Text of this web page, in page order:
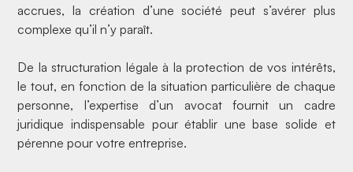
accrues, la création d’une société peut s’avérer plus
complexe qu’il n’y paraît.
De la structuration légale à la protection de vos intérêts,
le tout, en fonction de la situation particulière de chaque
personne, l’expertise d’un avocatfournit un cadre
juridique indispensable pour établir une base solide et
pérenne pour votre entreprise.